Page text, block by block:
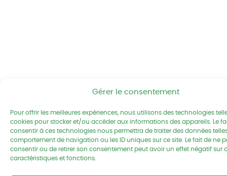
Gérer le consentement
Pour offrir les meilleures expériences, nous utilisons des technologies
cookies pour stocker et/ou accéder aux informations des appareils. Le
consentir à ces technologies nous permettra de traiter des données
comportement de navigation ou les ID uniques sur ce site. Le fait de ne
consentir ou de retirer son consentement peut avoir un effet négatif sur
caractéristiques et fonctions.